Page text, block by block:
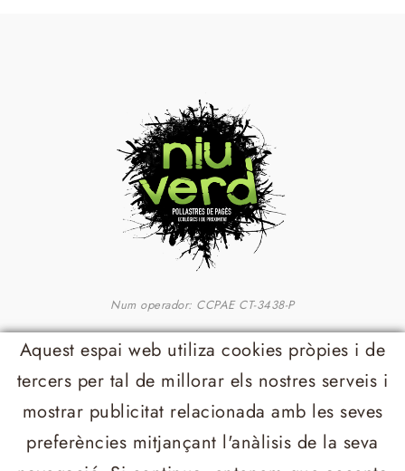
Num operador: CCPAE CT-3438-P
Contacte
Mas el Pujalt, Sant Feliu Sasserra
pollastresecologics@niuverd.cat
Aquest espai web utiliza cookies pròpies i de
tercers per tal de millorar els nostres serveis i
mostrar publicitat relacionada amb les seves
preferències mitjançant l'anàlisis de la seva